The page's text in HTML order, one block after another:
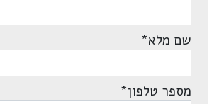
שם מלא*
מספר טלפון*